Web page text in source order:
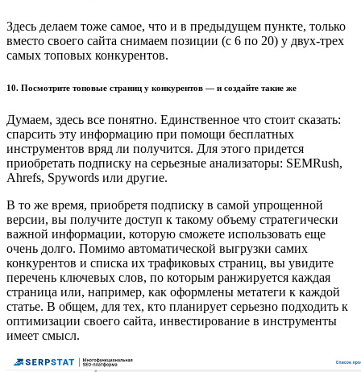
Здесь делаем тоже самое, что и в предыдущем пункте, только
вместо своего сайта снимаем позиции (с 6 по 20) у двух-трех
самых топовых конкурентов.
10. Посмотрите топовые страниц у конкурентов — и создайте такие же
Думаем, здесь все понятно. Единственное что стоит сказать:
спарсить эту информацию при помощи бесплатных
инструментов вряд ли получится. Для этого придется
приобретать подписку на серьезные анализаторы: SEMRush,
Ahrefs, Spywords или другие.
В то же время, приобретя подписку в самой упрощенной
версии, вы получите доступ к такому объему стратегически
важной информации, которую сможете использовать еще
очень долго. Помимо автоматической выгрузки самих
конкурентов и списка их трафиковых страниц, вы увидите
перечень ключевых слов, по которым ранжируется каждая
страница или, например, как оформлены метатеги к каждой
статье. В общем, для тех, кто планирует серьезно подходить к
оптимизации своего сайта, инвестирование в инструменты
имеет смысл.